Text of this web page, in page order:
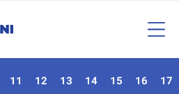
11 12 13 14 15 16 17